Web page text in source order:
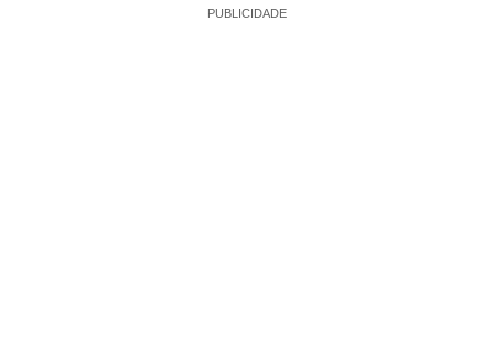
PUBLICIDADE